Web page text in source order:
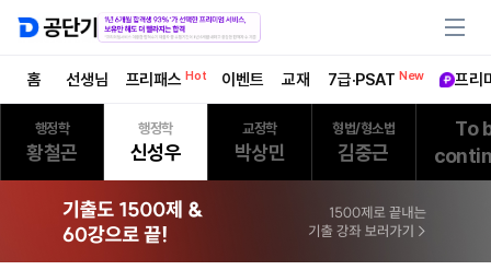
홈 선생님 프리패스 Hot 이벤트 교재 7급·PSAT New 프리
행정학
황철곤
행정학
신성우
교정학
박상민
형법/형소법
김중근
To